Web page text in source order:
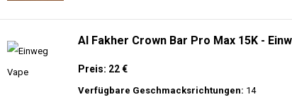
Al Fakher Crown Bar Pro Max 15K -
Preis: 22 €
Verfügbare Geschmacksrichtungen: 14